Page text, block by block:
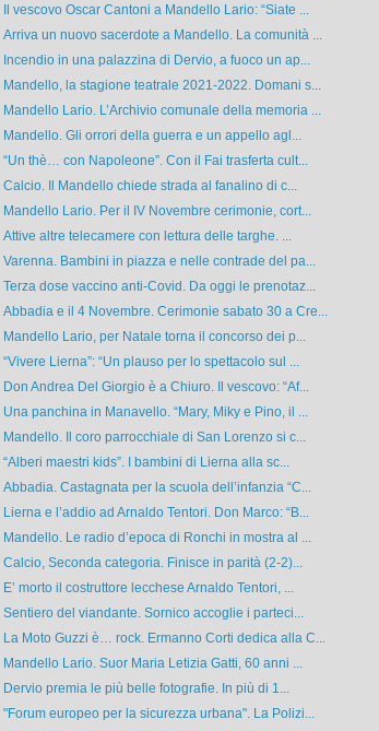
Il vescovo Oscar Cantoni a Mandello Lario: “Siate ...
Arriva un nuovo sacerdote a Mandello. La comunità ...
Incendio in una palazzina di Dervio, a fuoco un ap...
Mandello, la stagione teatrale 2021-2022. Domani s...
Mandello Lario. L’Archivio comunale della memoria ...
Mandello. Gli orrori della guerra e un appello agl...
“Un thè… con Napoleone”. Con il Fai trasferta cult...
Calcio. Il Mandello chiede strada al fanalino di c...
Mandello Lario. Per il IV Novembre cerimonie, cort...
Attive altre telecamere con lettura delle targhe. ...
Varenna. Bambini in piazza e nelle contrade del pa...
Terza dose vaccino anti-Covid. Da oggi le prenotaz...
Abbadia e il 4 Novembre. Cerimonie sabato 30 a Cre...
Mandello Lario, per Natale torna il concorso dei p...
“Vivere Lierna”: “Un plauso per lo spettacolo sul ...
Don Andrea Del Giorgio è a Chiuro. Il vescovo: “Af...
Una panchina in Manavello. “Mary, Miky e Pino, il ...
Mandello. Il coro parrocchiale di San Lorenzo si c...
“Alberi maestri kids”. I bambini di Lierna alla sc...
Abbadia. Castagnata per la scuola dell’infanzia “C...
Lierna e l’addio ad Arnaldo Tentori. Don Marco: “B...
Mandello. Le radio d’epoca di Ronchi in mostra al ...
Calcio, Seconda categoria. Finisce in parità (2-2)...
E’ morto il costruttore lecchese Arnaldo Tentori, ...
Sentiero del viandante. Sornico accoglie i parteci...
La Moto Guzzi è… rock. Ermanno Corti dedica alla C...
Mandello Lario. Suor Maria Letizia Gatti, 60 anni ...
Dervio premia le più belle fotografie. In più di 1...
"Forum europeo per la sicurezza urbana". La Polizi...